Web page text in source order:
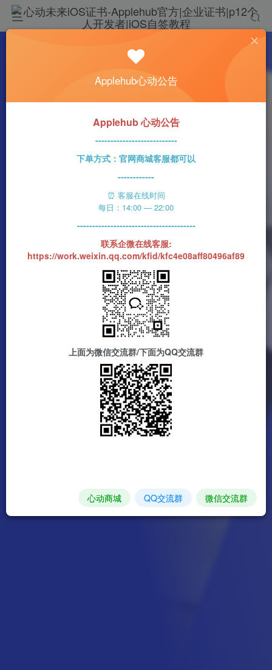
科技资讯
索尼传感器无法按时 导致iPhone 15 Pro Max
发货推迟？
2023-08-22 心动未来
Applehub心动公告
Applehub 心动公告
---------------------------
下单方式：官网商城客服都可以
------------
⏰ 客服在线时间
每日：14:00 — 22:00
---------------------------------------
联系企微在线客服:
https://work.weixin.qq.com/kfid/kfc4e08aff80496af89
上面为微信交流群/下面为QQ交流群
心动商城 QQ交流群 微信交流群